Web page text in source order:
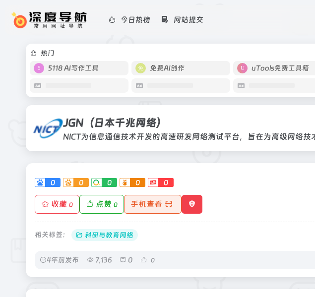
今日热榜 网站提交
热门
5118 AI写作工具
免费AI创作 uTools免费工具箱
JGN（日本千兆网络）
0 0 0 0 0
收藏 0 点赞 0 手机查看
相关标签： 科研与教育网络
4年前发布 7,136 0 0